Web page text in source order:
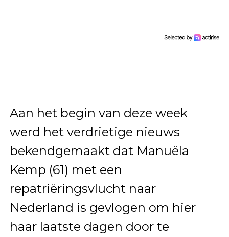
Aan het begin van deze week
werd het verdrietige nieuws
bekendgemaakt dat Manuëla
Kemp (61) met een
repatriëringsvlucht naar
Nederland is gevlogen om hier
haar laatste dagen door te